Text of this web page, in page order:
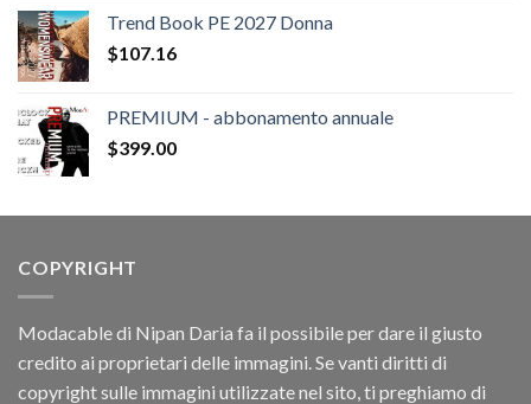
era:
$78.66.
è:
Trend Book PE 2027 Donna
$107.16
PREMIUM - abbonamento annuale
$399.00
COPYRIGHT
Modacable di Nipan Daria fa il possibile per dare il giusto
credito ai proprietari delle immagini. Se vanti diritti di
copyright sulle immagini utilizzate nel sito, ti preghiamo di